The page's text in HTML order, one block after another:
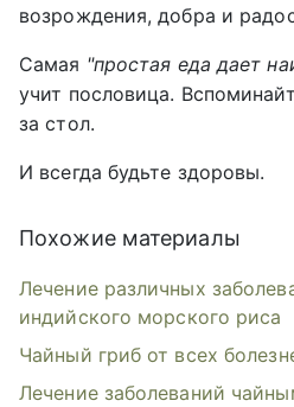
возрождения, добра и
Самая "простая еда дает
учит пословица.
за стол.
И всегда будьте здоровы.
Похожие материалы
Лечение различных
индийского морского риса
Чайный гриб от всех
Лечение заболеваний